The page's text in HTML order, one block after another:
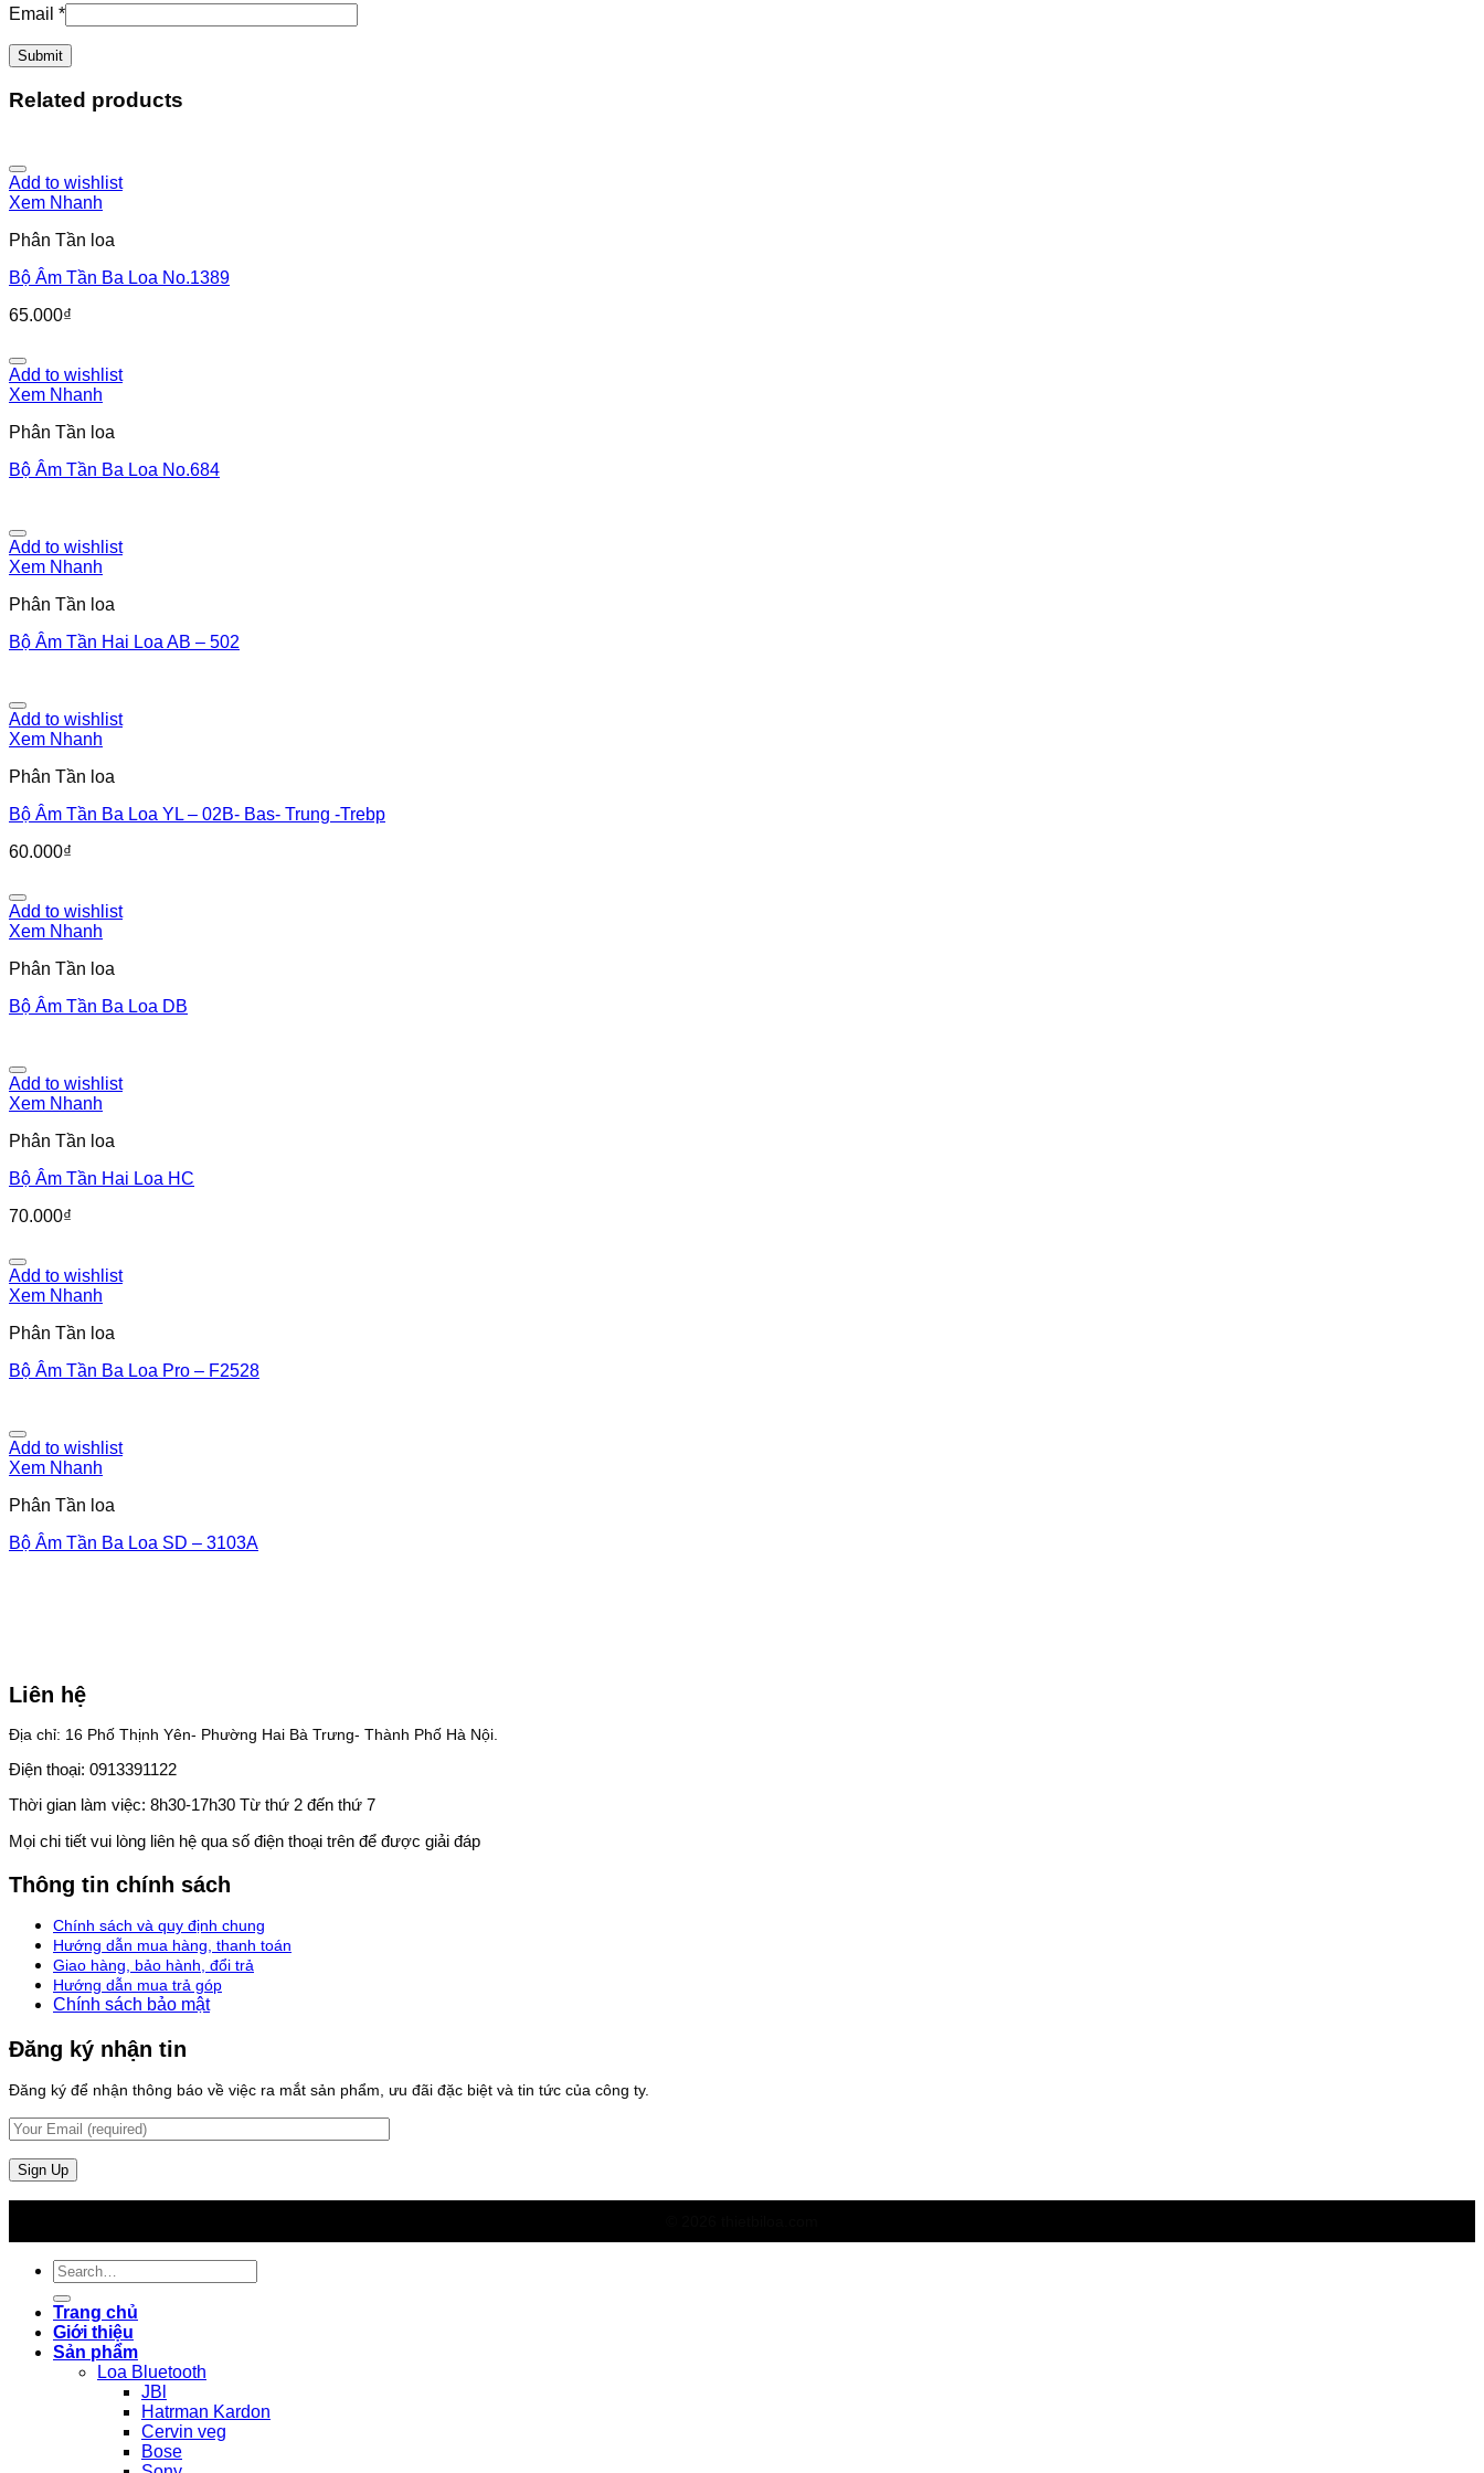
Email *
Related products
Add to wishlist
Xem Nhanh
Phân Tần loa
Bộ Âm Tần Ba Loa No.1389
65.000₫
Add to wishlist
Xem Nhanh
Phân Tần loa
Bộ Âm Tần Ba Loa No.684
Add to wishlist
Xem Nhanh
Phân Tần loa
Bộ Âm Tần Hai Loa AB – 502
Add to wishlist
Xem Nhanh
Phân Tần loa
Bộ Âm Tần Ba Loa YL – 02B- Bas- Trung -Trebp
60.000₫
Add to wishlist
Xem Nhanh
Phân Tần loa
Bộ Âm Tần Ba Loa DB
Add to wishlist
Xem Nhanh
Phân Tần loa
Bộ Âm Tần Hai Loa HC
70.000₫
Add to wishlist
Xem Nhanh
Phân Tần loa
Bộ Âm Tần Ba Loa Pro – F2528
Add to wishlist
Xem Nhanh
Phân Tần loa
Bộ Âm Tần Ba Loa SD – 3103A
Liên hệ
Địa chỉ: 16 Phố Thịnh Yên- Phường Hai Bà Trưng- Thành Phố Hà Nội.
Điện thoại: 0913391122
Thời gian làm việc: 8h30-17h30 Từ thứ 2 đến thứ 7
Mọi chi tiết vui lòng liên hệ qua số điện thoại trên để được giải đáp
Thông tin chính sách
Chính sách và quy định chung
Hướng dẫn mua hàng, thanh toán
Giao hàng, bảo hành, đổi trả
Hướng dẫn mua trả góp
Chính sách bảo mật
Đăng ký nhận tin
Đăng ký để nhận thông báo về việc ra mắt sản phẩm, ưu đãi đặc biệt và tin tức của công ty.
Search
for:
Trang chủ
Giới thiệu
Sản phẩm
Loa Bluetooth
JBl
Hatrman Kardon
Cervin veg
Bose